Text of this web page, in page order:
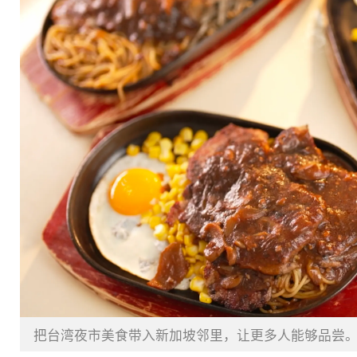
把台湾夜市美食带入新加坡邻里，让更多人能够品尝